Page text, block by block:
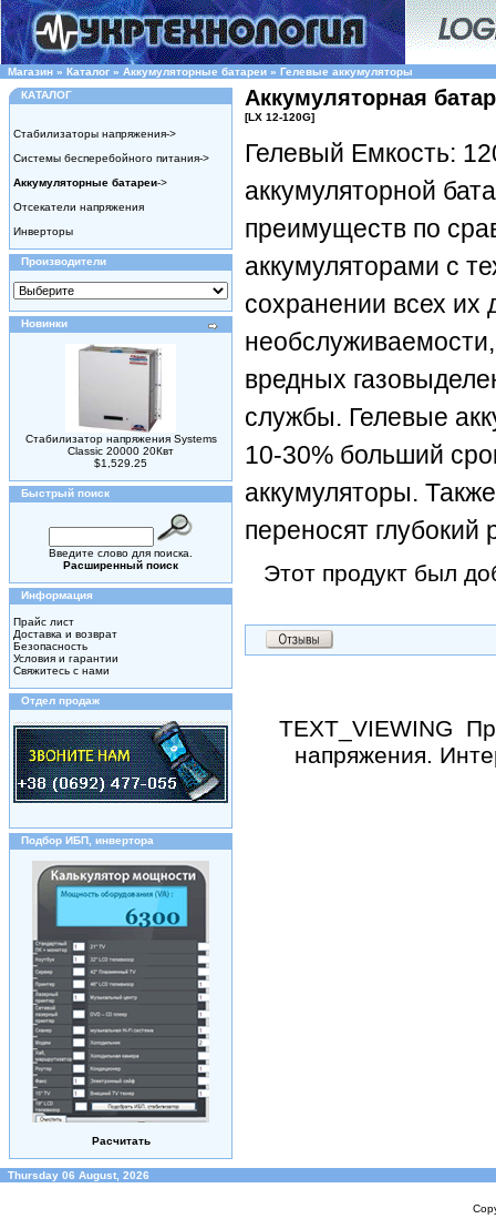
Магазин » Каталог » Аккумуляторные батареи » Гелевые аккумуляторы
КАТАЛОГ
Стабилизаторы напряжения->
Системы бесперебойного питания->
Аккумуляторные батареи->
Отсекатели напряжения
Инверторы
Производители
Новинки
Стабилизатор напряжения Systems
Classic 20000 20Квт
$1,529.25
Быстрый поиск
Введите слово для поиска.
Расширенный поиск
Информация
Прайс лист
Доставка и возврат
Безопасность
Условия и гарантии
Свяжитесь с нами
Отдел продаж
Подбор ИБП, инвертора
Расчитать
Аккумуляторная
[LX 12-120G]
Гелевый Емкость:
аккумуляторной
преимуществ по
аккумуляторами с
сохранении всех их
вредных
службы. Гелевые
10-30% больший
аккумуляторы.
переносят глубокий
Этот продукт был
TEXT_VIEWING
напряжения.
Thursday 06 August, 2026